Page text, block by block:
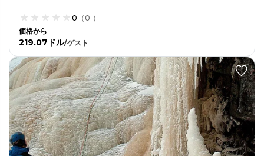
0 （0 ）
価格から
219.07ドル/ゲスト